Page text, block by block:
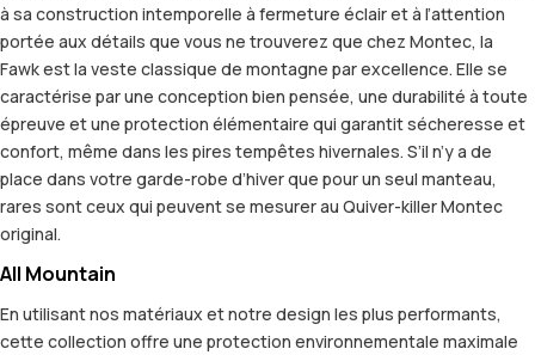
à sa construction intemporelle à fermeture éclair et à l’attention
portée aux détails que vous ne trouverez que chez Montec, la
Fawk est la veste classique de montagne par excellence. Elle se
caractérise par une conception bien pensée, une durabilité à toute
épreuve et une protection élémentaire qui garantit sécheresse et
confort, même dans les pires tempêtes hivernales. S’il n’y a de
place dans votre garde-robe d’hiver que pour un seul manteau,
rares sont ceux qui peuvent se mesurer au Quiver-killer Montec
original.
All Mountain
En utilisant nos matériaux et notre design les plus performants,
cette collection offre une protection environnementale maximale